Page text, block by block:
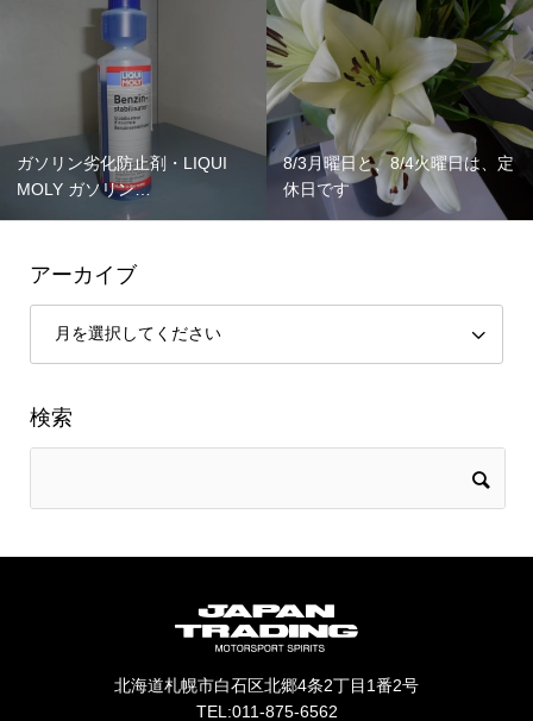
ガソリン劣化防止剤・LIQUI
MOLY ガソリン…
8/3月曜日と、8/4火曜日は、定
休日です
アーカイブ
検索
北海道札幌市白石区北郷4条2丁目1番2号
TEL:011-875-6562